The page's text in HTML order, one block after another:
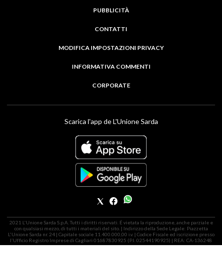
PUBBLICITÀ
CONTATTI
MODIFICA IMPOSTAZIONI PRIVACY
INFORMATIVA COMMENTI
CORPORATE
Scarica l'app de L'Unione Sarda
2021 L'Unione Sarda S.p.A. Tutti i diritti riservati. É vietata la riproduzione, anche parziale e
con qualsiasi mezzo, di tutti i materiali del sito. | Indirizzo della Sede Legale: Piazzetta
L'Unione Sarda nr. 24 | Capitale sociale 11.400.000,00 i.v. | Codice Fiscale ed iscrizione presso
l'Ufficio Registro Imprese di Cagliari 01687830925 (P.I. 02544190925) | REA: CA-136248